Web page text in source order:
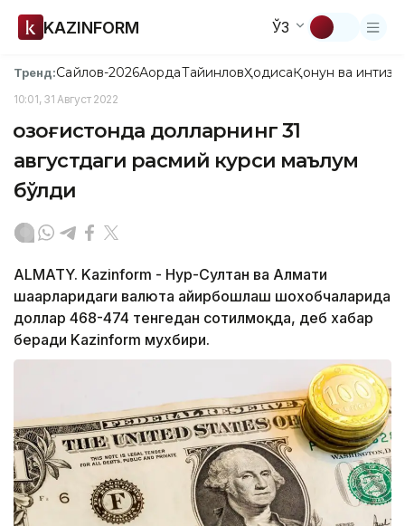
KAZINFORM ЎЗ
Тренд:Сайлов-2026АқордаТайинловҲодисаҚонун ва
10:01, 31 Август 2022
Қозоғистонда долларнинг 31
августдаги расмий курси маълум
бўлди
ALMATY. Kazinform - Нур-Султан ва Алмати
шаҳарларидаги валюта айирбошлаш шохобчаларида
доллар 468-474 тенгедан сотилмоқда, деб хабар
беради Kazinform мухбири.